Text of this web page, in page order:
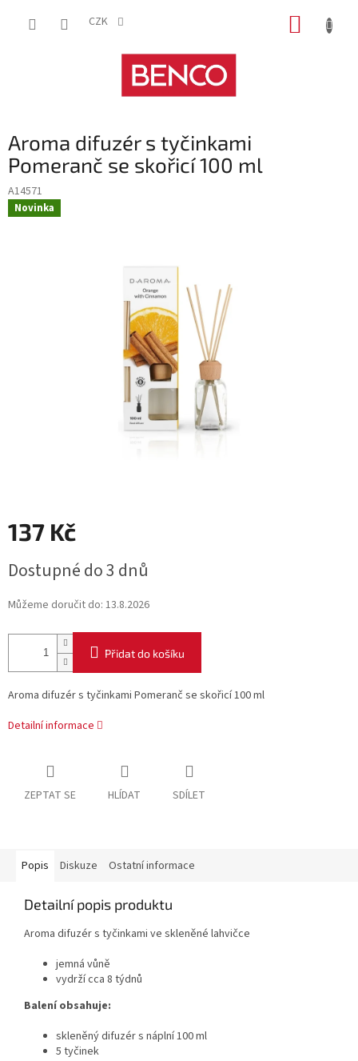
CZK
Aroma difuzér s tyčinkami
Pomeranč se skořicí 100 ml
A14571
Novinka
137 Kč
cena:
Dostupné do 3 dnů
Můžeme doručit do: 13.8.2026
Přidat do košíku
Aroma difuzér s tyčinkami Pomeranč se skořicí 100 ml
Detailní informace
ZEPTAT SE HLÍDAT SDÍLET
Popis Diskuze Ostatní informace
Detailní popis produktu
Aroma difuzér s tyčinkami ve skleněné lahvičce
jemná vůně
vydrží cca 8 týdnů
Balení obsahuje:
skleněný difuzér s náplní 100 ml
5 tyčinek